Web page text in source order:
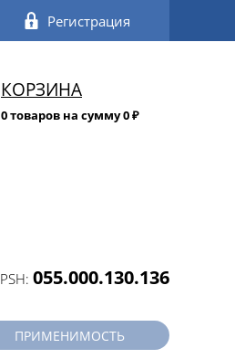
Регистрация
КОРЗИНА
0 товаров на сумму 0₽
PSH: 055.000.130.136
ПРИМЕНИМОСТЬ